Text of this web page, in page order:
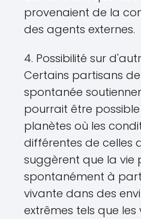
provenaient de la
des agents externes.
4. Possibilité sur
Certains partisans
spontanée
pourrait être
planètes où les
différentes de celles
suggèrent que la vie
spontanément à
vivante dans des
extrêmes tels que les